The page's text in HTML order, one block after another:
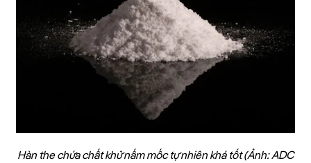
Hàn the chứa chất khử nấm mốc tự nhiên khá tốt (Ảnh: ADC